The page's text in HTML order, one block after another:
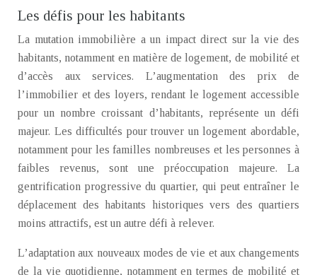
Les défis pour les habitants
La mutation immobilière a un impact direct sur la vie des
habitants, notamment en matière de logement, de mobilité et
d’accès aux services. L’augmentation des prix de
l’immobilier et des loyers, rendant le logement accessible
pour un nombre croissant d’habitants, représente un défi
majeur. Les difficultés pour trouver un logement abordable,
notamment pour les familles nombreuses et les personnes à
faibles revenus, sont une préoccupation majeure. La
gentrification progressive du quartier, qui peut entraîner le
déplacement des habitants historiques vers des quartiers
moins attractifs, est un autre défi à relever.
L’adaptation aux nouveaux modes de vie et aux changements
de la vie quotidienne, notamment en termes de mobilité et